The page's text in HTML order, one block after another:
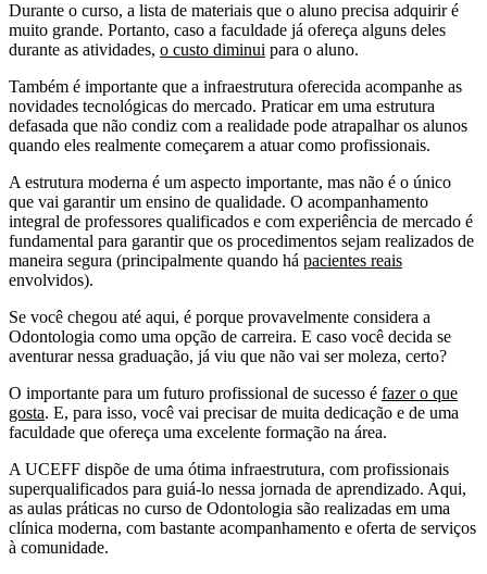
Durante o curso, a lista de materiais que o aluno precisa adquirir é
muito grande. Portanto, caso a faculdade já ofereça alguns deles
durante as atividades, o custo diminui para o aluno.
Também é importante que a infraestrutura oferecida acompanhe as
novidades tecnológicas do mercado. Praticar em uma estrutura
defasada que não condiz com a realidade pode atrapalhar os alunos
quando eles realmente começarem a atuar como profissionais.
A estrutura moderna é um aspecto importante, mas não é o único
que vai garantir um ensino de qualidade. O acompanhamento
integral de professores qualificados e com experiência de mercado é
fundamental para garantir que os procedimentos sejam realizados de
maneira segura (principalmente quando há pacientes reais
envolvidos).
Se você chegou até aqui, é porque provavelmente considera a
Odontologia como uma opção de carreira. E caso você decida se
aventurar nessa graduação, já viu que não vai ser moleza, certo?
O importante para um futuro profissional de sucesso é fazer o que
gosta. E, para isso, você vai precisar de muita dedicação e de uma
faculdade que ofereça uma excelente formação na área.
A UCEFF dispõe de uma ótima infraestrutura, com profissionais
superqualificados para guiá-lo nessa jornada de aprendizado. Aqui,
as aulas práticas no curso de Odontologia são realizadas em uma
clínica moderna, com bastante acompanhamento e oferta de serviços
à comunidade.